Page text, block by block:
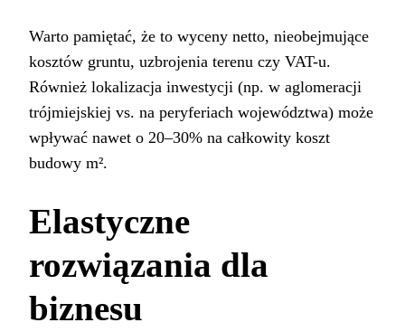
Warto pamiętać, że to wyceny netto, nieobejmujące
kosztów gruntu, uzbrojenia terenu czy VAT-u.
Również lokalizacja inwestycji (np. w aglomeracji
trójmiejskiej vs. na peryferiach województwa) może
wpływać nawet o 20–30% na całkowity koszt
budowy m².
Elastyczne
rozwiązania dla
biznesu